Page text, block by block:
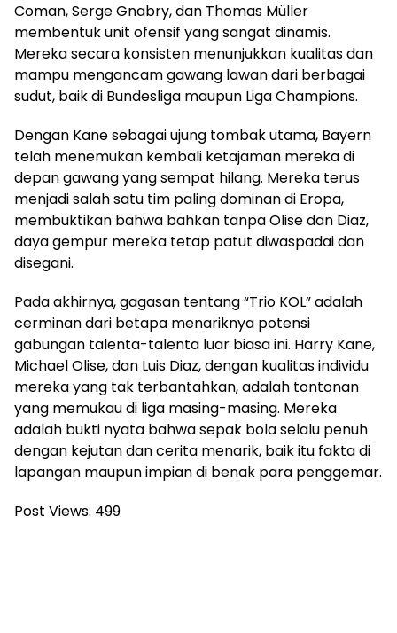
Coman, Serge Gnabry, dan Thomas Müller
membentuk unit ofensif yang sangat dinamis.
Mereka secara konsisten menunjukkan kualitas dan
mampu mengancam gawang lawan dari berbagai
sudut, baik di Bundesliga maupun Liga Champions.
Dengan Kane sebagai ujung tombak utama, Bayern
telah menemukan kembali ketajaman mereka di
depan gawang yang sempat hilang. Mereka terus
menjadi salah satu tim paling dominan di Eropa,
membuktikan bahwa bahkan tanpa Olise dan Diaz,
daya gempur mereka tetap patut diwaspadai dan
disegani.
Pada akhirnya, gagasan tentang “Trio KOL” adalah
cerminan dari betapa menariknya potensi
gabungan talenta-talenta luar biasa ini. Harry Kane,
Michael Olise, dan Luis Diaz, dengan kualitas individu
mereka yang tak terbantahkan, adalah tontonan
yang memukau di liga masing-masing. Mereka
adalah bukti nyata bahwa sepak bola selalu penuh
dengan kejutan dan cerita menarik, baik itu fakta di
lapangan maupun impian di benak para penggemar.
Post Views: 499